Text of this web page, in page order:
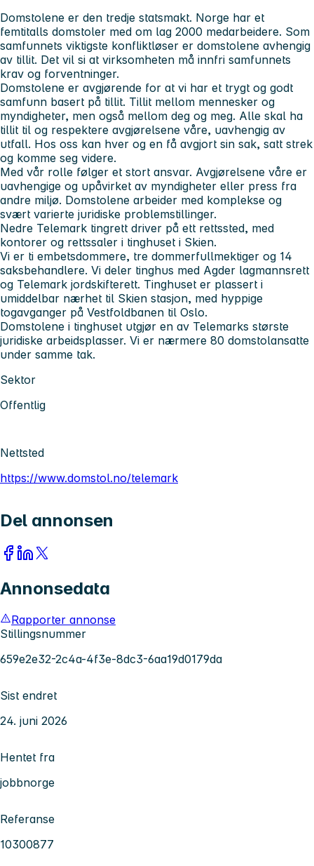
Domstolene er den tredje statsmakt. Norge har et
femtitalls domstoler med om lag 2000 medarbeidere. Som
samfunnets viktigste konfliktløser er domstolene avhengig
av tillit. Det vil si at virksomheten må innfri samfunnets
krav og forventninger.
Domstolene er avgjørende for at vi har et trygt og godt
samfunn basert på tillit. Tillit mellom mennesker og
myndigheter, men også mellom deg og meg. Alle skal ha
tillit til og respektere avgjørelsene våre, uavhengig av
utfall. Hos oss kan hver og en få avgjort sin sak, satt strek
og komme seg videre.
Med vår rolle følger et stort ansvar. Avgjørelsene våre er
uavhengige og upåvirket av myndigheter eller press fra
andre miljø. Domstolene arbeider med komplekse og
svært varierte juridiske problemstillinger.
Nedre Telemark tingrett driver på ett rettssted, med
kontorer og rettssaler i tinghuset i Skien.
Vi er ti embetsdommere, tre dommerfullmektiger og 14
saksbehandlere. Vi deler tinghus med Agder lagmannsrett
og Telemark jordskifterett. Tinghuset er plassert i
umiddelbar nærhet til Skien stasjon, med hyppige
togavganger på Vestfoldbanen til Oslo.
Domstolene i tinghuset utgjør en av Telemarks største
juridiske arbeidsplasser. Vi er nærmere 80 domstolansatte
under samme tak.
Sektor
Offentlig
Nettsted
https://www.domstol.no/telemark
Del annonsen
Annonsedata
Rapporter annonse
Stillingsnummer
659e2e32-2c4a-4f3e-8dc3-6aa19d0179da
Sist endret
24. juni 2026
Hentet fra
jobbnorge
Referanse
10300877